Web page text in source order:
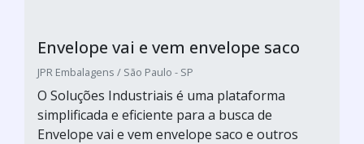
Envelope vai e vem envelope saco
JPR Embalagens / São Paulo - SP
O Soluções Industriais é uma plataforma
simplificada e eficiente para a busca de
Envelope vai e vem envelope saco e outros